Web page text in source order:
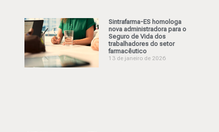
Sintrafarma-ES homologa
nova administradora para o
Seguro de Vida dos
trabalhadores do setor
farmacêutico
13 de janeiro de 2026